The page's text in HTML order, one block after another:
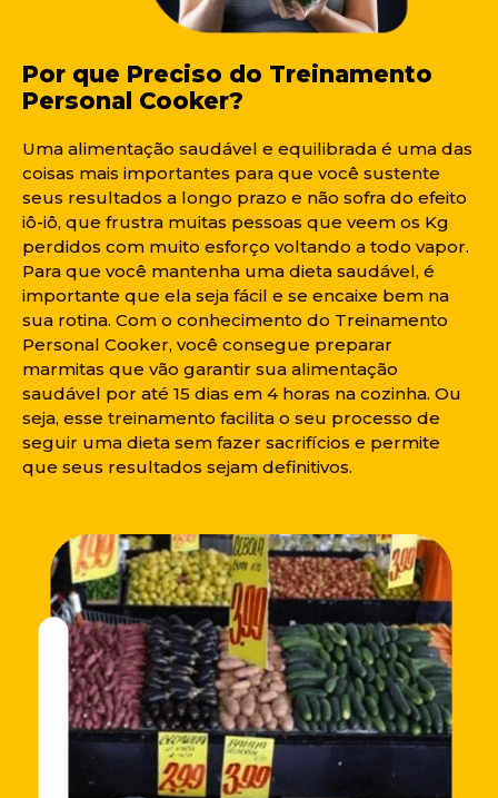
Por que Preciso do Treinamento
Personal Cooker?
Uma alimentação saudável e equilibrada é uma das
coisas mais importantes para que você sustente
seus resultados a longo prazo e não sofra do efeito
iô-iô, que frustra muitas pessoas que veem os Kg
perdidos com muito esforço voltando a todo vapor.
Para que você mantenha uma dieta saudável, é
importante que ela seja fácil e se encaixe bem na
sua rotina. Com o conhecimento do Treinamento
Personal Cooker, você consegue preparar
marmitas que vão garantir sua alimentação
saudável por até 15 dias em 4 horas na cozinha. Ou
seja, esse treinamento facilita o seu processo de
seguir uma dieta sem fazer sacrifícios e permite
que seus resultados sejam definitivos.